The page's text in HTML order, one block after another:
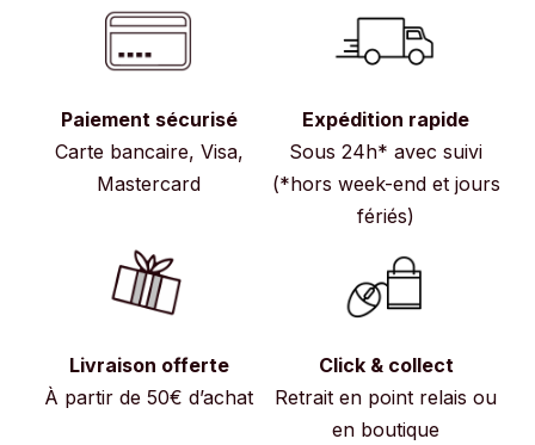
Paiement sécurisé
Carte bancaire, Visa,
Mastercard
Expédition rapide
Sous 24h* avec suivi
(*hors week-end et jours
fériés)
Livraison offerte
À partir de 50€ d’achat
Click & collect
Retrait en point relais ou
en boutique